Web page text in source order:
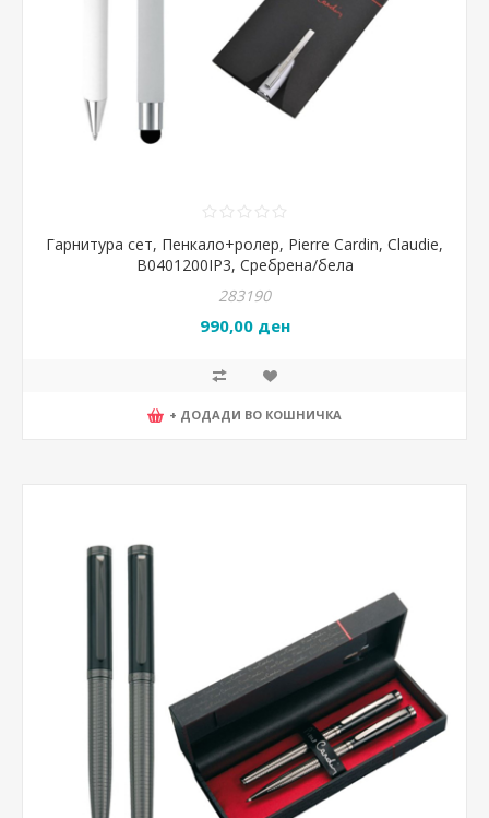
Гарнитура сет, Пенкало+ролер, Pierre Cardin, Claudie,
B0401200IP3, Сребрена/бела
283190
990,00 ден
+ ДОДАДИ ВО КОШНИЧКА